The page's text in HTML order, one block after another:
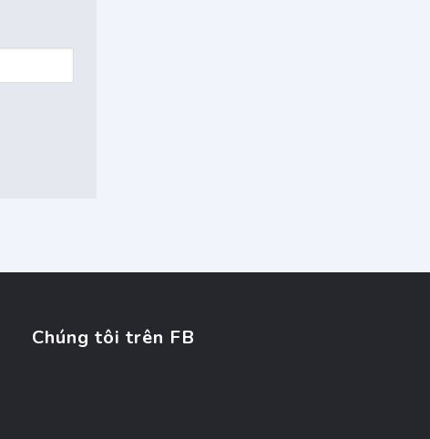
Chúng tôi trên FB